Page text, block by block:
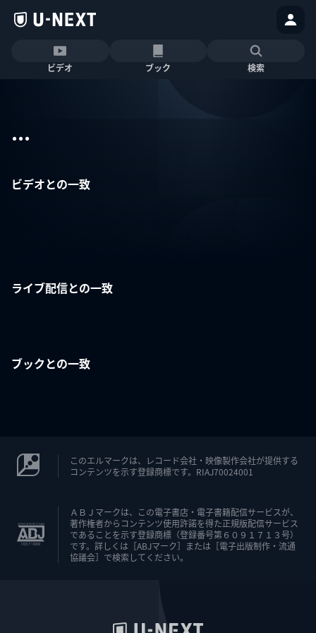
ビデオ ブック 検索
...
ビデオとの一致
ライブ配信との一致
ブックとの一致
このエルマークは、レコード会社・映像製作会社が提供する
コンテンツを示す登録商標です。RIAJ70024001
ＡＢＪマークは、この電子書店・電子書籍配信サービスが、
著作権者からコンテンツ使用許諾を得た正規版配信サービス
であることを示す登録商標（登録番号第６０９１７１３号）
です。詳しくは［ABJマーク］または［電子出版制作・流通
協議会］で検索してください。